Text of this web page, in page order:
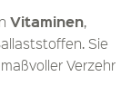
Vitaminen,
Sie
Verzehr